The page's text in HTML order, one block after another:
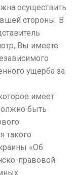
осуществить
стороны. В
Вы имеете
ущерба за
имеет
быть
такого
«Об
правовой